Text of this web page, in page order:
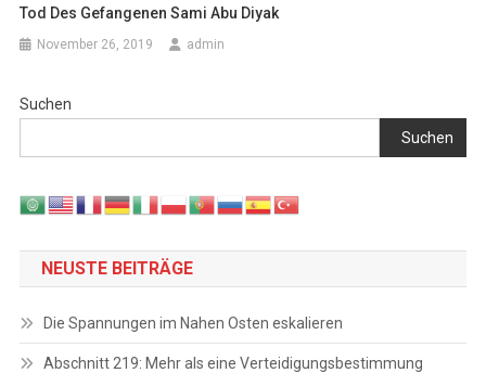
Tod Des Gefangenen Sami Abu Diyak
November 26, 2019 admin
Suchen
Suchen
NEUSTE BEITRÄGE
Die Spannungen im Nahen Osten eskalieren
Abschnitt 219: Mehr als eine Verteidigungsbestimmung